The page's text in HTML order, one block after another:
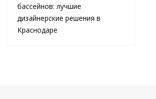
бассейнов: лучшие
дизайнерские решения в
Краснодаре